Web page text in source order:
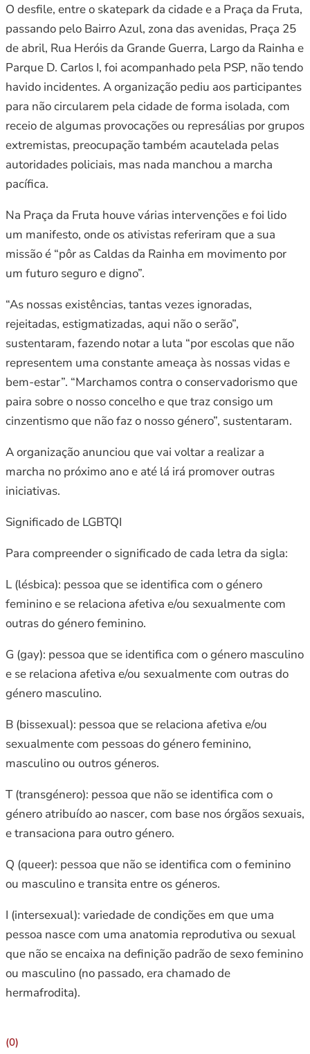
O desfile, entre o skatepark da cidade e a Praça da Fruta,
passando pelo Bairro Azul, zona das avenidas, Praça 25
de abril, Rua Heróis da Grande Guerra, Largo da Rainha e
Parque D. Carlos I, foi acompanhado pela PSP, não tendo
havido incidentes. A organização pediu aos participantes
para não circularem pela cidade de forma isolada, com
receio de algumas provocações ou represálias por grupos
extremistas, preocupação também acautelada pelas
autoridades policiais, mas nada manchou a marcha
pacífica.
Na Praça da Fruta houve várias intervenções e foi lido
um manifesto, onde os ativistas referiram que a sua
missão é “pôr as Caldas da Rainha em movimento por
um futuro seguro e digno”.
“As nossas existências, tantas vezes ignoradas,
rejeitadas, estigmatizadas, aqui não o serão”,
sustentaram, fazendo notar a luta “por escolas que não
representem uma constante ameaça às nossas vidas e
bem-estar”. “Marchamos contra o conservadorismo que
paira sobre o nosso concelho e que traz consigo um
cinzentismo que não faz o nosso género”, sustentaram.
A organização anunciou que vai voltar a realizar a
marcha no próximo ano e até lá irá promover outras
iniciativas.
Significado de LGBTQI
Para compreender o significado de cada letra da sigla:
L (lésbica): pessoa que se identifica com o género
feminino e se relaciona afetiva e/ou sexualmente com
outras do género feminino.
G (gay): pessoa que se identifica com o género masculino
e se relaciona afetiva e/ou sexualmente com outras do
género masculino.
B (bissexual): pessoa que se relaciona afetiva e/ou
sexualmente com pessoas do género feminino,
masculino ou outros géneros.
T (transgénero): pessoa que não se identifica com o
género atribuído ao nascer, com base nos órgãos sexuais,
e transaciona para outro género.
Q (queer): pessoa que não se identifica com o feminino
ou masculino e transita entre os géneros.
I (intersexual): variedade de condições em que uma
pessoa nasce com uma anatomia reprodutiva ou sexual
que não se encaixa na definição padrão de sexo feminino
ou masculino (no passado, era chamado de
hermafrodita).
(0)